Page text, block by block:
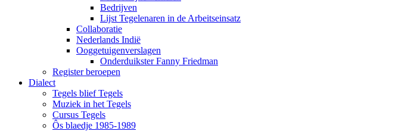
Bedrijven
Lijst Tegelenaren in de Arbeitseinsatz
Collaboratie
Nederlands Indië
Ooggetuigenverslagen
Onderduikster Fanny Friedman
Register beroepen
Dialect
Tegels blief Tegels
Muziek in het Tegels
Cursus Tegels
Ôs blaedje 1985-1989